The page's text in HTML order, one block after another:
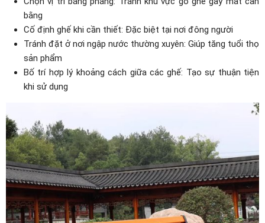
bằng
Cố định ghế khi cần thiết: Đặc biệt tại nơi đông người
Tránh đặt ở nơi ngập nước thường xuyên: Giúp tăng tuổi thọ
sản phẩm
Bố trí hợp lý khoảng cách giữa các ghế: Tạo sự thuận tiện
khi sử dụng